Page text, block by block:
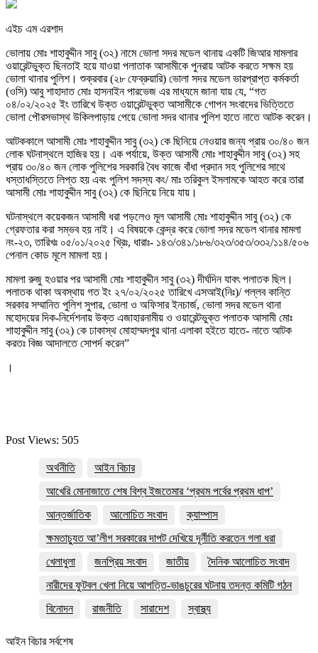
এইচ এম এরশাদ
ভোলায় মোঃ শাহাবুদ্দীন সাবু (৩২) নামে ভোলা সদর মডেল থানায় একটি জিআর মামলার
ওয়ারেন্টভুক্ত ছিনতাই হয়ে যাওয়া পলাতাক আসামীকে পুনরায় আটক করতে সক্ষম হয়
ভোলা থানার পুলিশ। শুক্রবার (২৮ ফেব্রুয়ারি) ভোলা সদর মডেল ভারপ্রাপ্ত কর্মকর্তা
(ওসি) আবু শাহাদাত মোঃ হাসনাইন পারভেজ এর মাধ্যমে জানা যায় যে, “গত
০৪/০২/২০২৫ ইং তারিখে উক্ত ওয়ারেন্টভুক্ত আসামীকে গোপন সংবাদের ভিত্তিতে
ভোলা পৌরসভাস্থ উকিলপাড়ায় পেয়ে ভোলা সদর থানার পুলিশ হাতে নাতে আটক করেন।
আটককালে আসামী মোঃ শাহাবুদ্দীন সাবু (৩২) কে ছিনিয়ে নেওয়ার জন্য প্রায় ৩০/৪০ জন
লোক ঘটনাস্থলে হাজির হয়। এক পর্যায়ে, উক্ত আসামী মোঃ শাহাবুদ্দীন সাবু (৩২) সহ
প্রায় ৩০/৪০ জন লোক পুলিশের সরকারি বৈধ কাজে বাঁধা প্রদান সহ পুলিশের সাথে
ধস্তাধস্তিতে লিপ্ত হয় এবং পুলিশ সদস্য কং/ মাঃ তরিকুল ইসলামকে আহত করে তারা
আসামী মোঃ শাহাবুদ্দীন সাবু (৩২) কে ছিনিয়ে নিয়ে যায়।
ঘটনাস্থলে কয়েকজন আসামী ধরা পড়লেও মূল আসামী মোঃ শাহাবুদ্দীন সাবু (৩২) কে
গ্রেফতার করা সম্ভব হয় নাই। এ বিষয়কে কেন্দ্র করে ভোলা সদর মডেল থানার মামলা
নং-২৩, তারিখঃ ০৫/০১/২০২৫ খ্রিঃ, ধারাঃ- ১৪৩/৩৪১/১৮৬/৩২৩/৩৫৩/৩৩২/১১৪/৫০৬
পেনাল কোড মূলে মামলা হয়।
মামলা রুজু হওয়ার পর আসামী মোঃ শাহাবুদ্দীন সাবু (৩২) দীর্ঘদিন যাবৎ পলাতক ছিল।
পলাতক থাকা অবস্থায় গত ইং ২৭/০২/২০২৫ তারিখে এসআই(নিঃ)/ পল্লব কান্তি
সরকার সম্মানিত পুলিশ সুপার, ভোলা ও অফিসার ইনচার্জ, ভোলা সদর মডেল থানা
মহোদয়ের দিক-নির্দেশনায় উক্ত এজাহারনামীয় ও ওয়ারেন্টভুক্ত পলাতক আসামী মোঃ
শাহাবুদ্দীন সাবু (৩২) কে ঢাকাস্থ মোহাম্মদপুর থানা এলাকা হইতে হাতে- নাতে আটক
করতঃ বিজ্ঞ আদালতে সোপর্দ করেন”
।
Post Views: 505
অর্থনীতি
আইন বিচার
আখেরি মোনাজাতে শেষ বিশ্ব ইজতেমার ‘প্রথম পর্বের প্রথম ধাপ’
আন্তর্জাতিক
আলোচিত সংবাদ
ক্যাম্পাস
ক্ষমতাচ্যুত আ’লীগ সরকারের দাপট দেখিয়ে দূর্নীতি করতেন গলা ধরা
খেলাধুলা
জনপ্রিয় সংবাদ জাতীয়
দৈনিক আলোচিত সংবাদ
নারীদের ফুটবল খেলা নিয়ে আপত্তি-ভাঙচুরের ঘটনায় তদন্ত কমিটি গঠন
বিনোদন
রাজনীতি সারাদেশ স্বাস্থ্য
আইন বিচার সর্বশেষ